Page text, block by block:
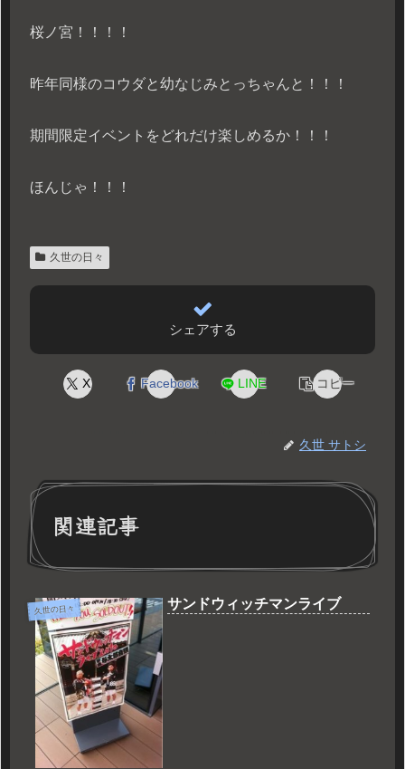
桜ノ宮！！！！
昨年同様のコウダと幼なじみとっちゃんと！！！
期間限定イベントをどれだけ楽しめるか！！！
ほんじゃ！！！
久世の日々
シェアする
X Facebook LINE コピー
久世 サトシ
関連記事
久世の日々 サンドウィッチマンライブ